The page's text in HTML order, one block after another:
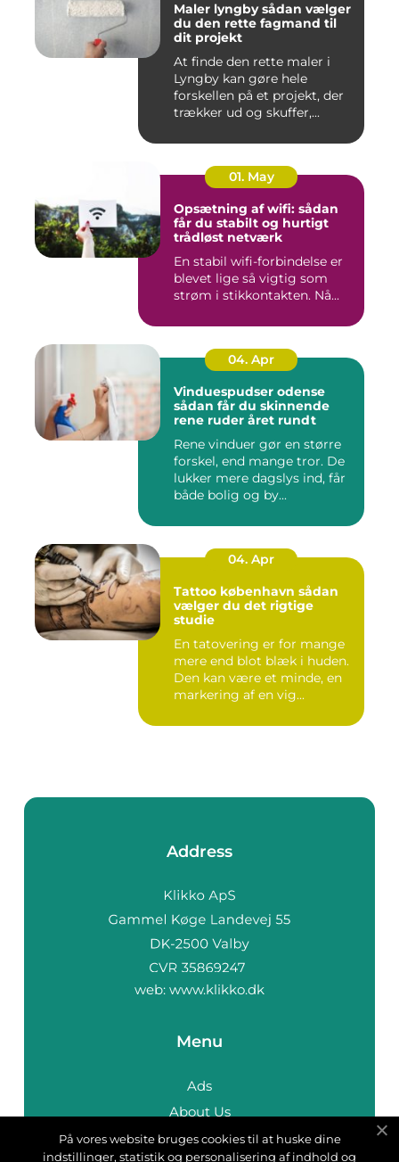
Maler lyngby sådan vælger
du den rette fagmand til
dit projekt
At finde den rette maler i
Lyngby kan gøre hele
forskellen på et projekt, der
trækker ud og skuffer,...
01. May
Opsætning af wifi: sådan
får du stabilt og hurtigt
trådløst netværk
En stabil wifi-forbindelse er
blevet lige så vigtig som
strøm i stikkontakten. Nå...
04. Apr
Vinduespudser odense
sådan får du skinnende
rene ruder året rundt
Rene vinduer gør en større
forskel, end mange tror. De
lukker mere dagslys ind, får
både bolig og by...
04. Apr
Tattoo københavn sådan
vælger du det rigtige
studie
En tatovering er for mange
mere end blot blæk i huden.
Den kan være et minde, en
markering af en vig...
Address
web: www.klikko.dk
Menu
Ads
About Us
Cookies
På vores website bruges cookies til at huske dine
indstillinger, statistik og personalisering af indhold og